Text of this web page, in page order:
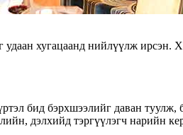
хугацаанд нийлүүлж ирсэн.
бид бэрхшээлийг даван
дэлхийд тэргүүлэгч нарийн